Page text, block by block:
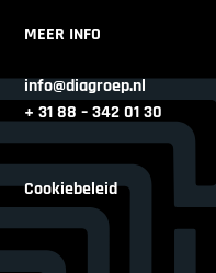
MEER INFO
info@diagroep.nl
+ 31 88 – 342 01 30
Cookiebeleid